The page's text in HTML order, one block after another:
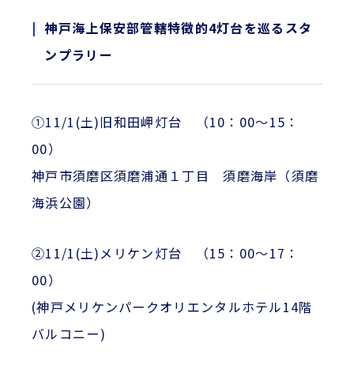
神戸海上保安部管轄特徴的4灯台を巡るスタ
ンプラリー
①11/1(土)旧和田岬灯台 （10：00～15：
00）
神戸市須磨区須磨浦通１丁目 須磨海岸（須磨
海浜公園）
②11/1(土)メリケン灯台 （15：00～17：
00）
(神戸メリケンパークオリエンタルホテル14階
バルコニー)